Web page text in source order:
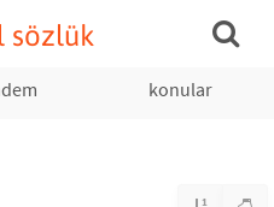
sözlük
konular